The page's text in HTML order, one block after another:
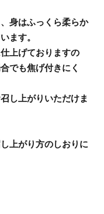
身はふっくら柔らか
ます。
上げておりますの
でも焦げ付きにく
し上がりいただけま
上がり方のしおりに